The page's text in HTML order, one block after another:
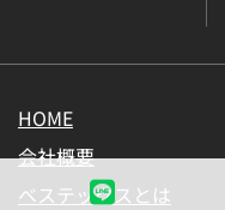
HOME
会社概要
ベステックスとは